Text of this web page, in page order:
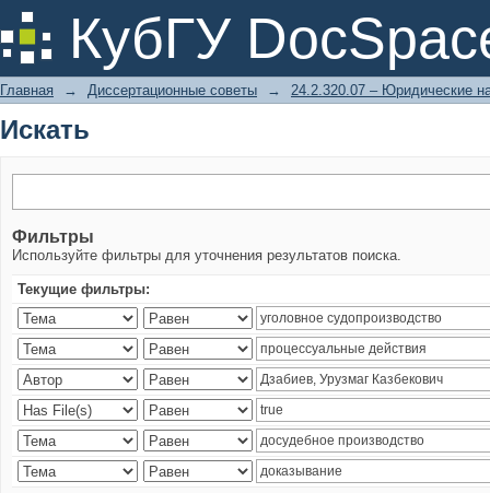
КубГУ
Искать
Главная → Диссертационные советы → 24.2.320.07 – Юридические
Искать
Фильтры
Используйте фильтры для уточнения результатов поиска.
Текущие фильтры: